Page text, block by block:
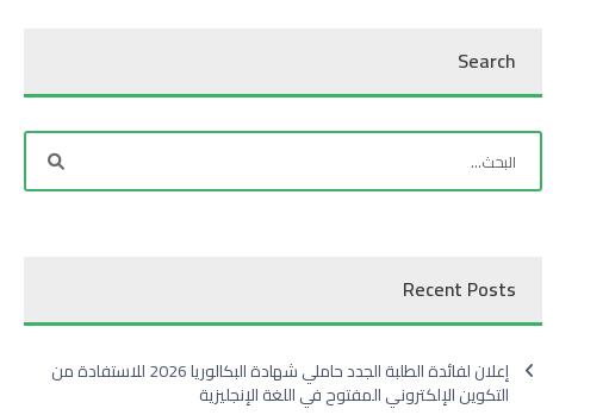
Search
Recent Posts
إعلان لفائدة الطلبة الجدد حاملي شهادة البكالوريا 2026 للاستفادة من
التكوين الإلكتروني المفتوح في اللغة الإنجليزية